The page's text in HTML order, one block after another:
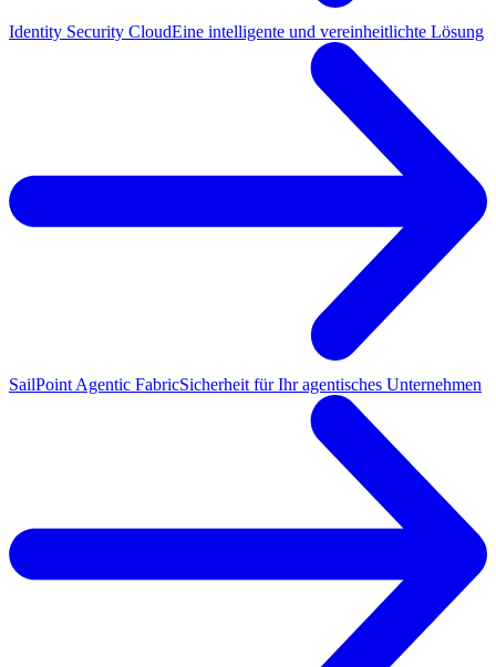
Identity Security CloudEine intelligente und vereinheitlichte Lösung
SailPoint Agentic FabricSicherheit für Ihr agentisches Unternehmen